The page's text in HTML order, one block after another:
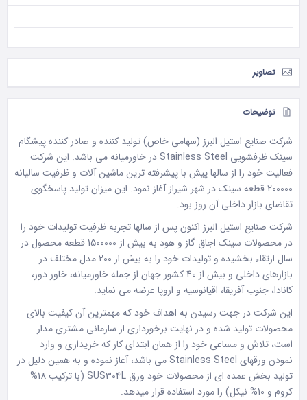
تصاویر
توضیحات
شرکت صنایع استیل البرز (سهامی خاص) تولید کننده و صادر کننده پیشگام
سینک ظرفشویی Stainless Steel در خاورمیانه می باشد. این شرکت
فعالیت خود را از سالها پیش با پیشرفته ترین ماشین آلات و ظرفیت سالیانه
200000 قطعه سینک در شهر شیراز آغاز نمود. این میزان تولید پاسخگوی
تقاضای بازار داخلی آن روز بود.
شرکت صنایع استیل البرز اکنون پس از سالها تجربه ظرفیت تولیدات خود را
در محصولات سینک اجاق گاز و هود به بیش از 1500000 قطعه محصول در
سال ارتقاء بخشیده و تولیدات خود را به بیش از 200 مدل مختلف در
بازارهای داخلی و بیش از 40 کشور جهان از جمله خاورمیانه، خاور دور،
کانادا، جنوب آفریقا، اقیانوسیه و اروپا عرضه می نماید.
این شرکت در جهت رسیدن به اهداف خود که مهمترین آن کیفیت بالای
محصولات تولید شده و در نهایت برخورداری از سازمانی مشتری مدار
است، تلاش و مساعی خود را از همان ابتدای کار که خریداری و وارد
نمودن ورقهای Stainless Steel می باشد، آغاز نموده و به همین دلیل در
تولید بخش عمده ای از محصولات خود ورق SUS304L (با ترکیب 18%
کروم و 10% نیکل) را مورد استفاده قرار میدهد.